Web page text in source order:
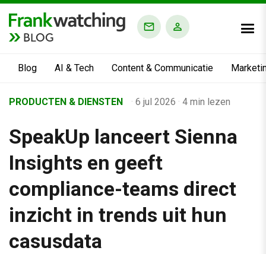
BLOG
Blog AI & Tech Content & Communicatie
Business Channel
SpeakUp lanceert Sienna Insights en geeft compliance-
PRODUCTEN & DIENSTEN · 6 jul 2026 · 4 min lezen
SpeakUp lanceert Sienna
Insights en geeft
compliance-teams direct
inzicht in trends uit hun
casusdata